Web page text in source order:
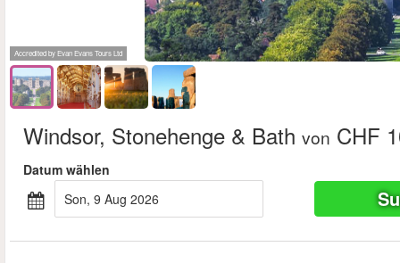
Accredited by Evan Evans Tours Ltd
Windsor, Stonehenge & Bath von CHF
Datum wählen
Son, 9 Aug 2026